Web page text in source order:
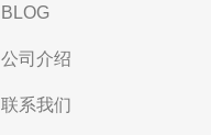
BLOG
公司介绍
联系我们